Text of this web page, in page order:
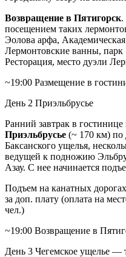
Возвращение в Пятигорск.
посещением таких
Эолова арфа,
Лермонтовские ванны,
Ресторация, место дуэли
~19:00 Размещение в
День 2 Приэльбрусье
Ранний завтрак в
Приэльбрусье (~ 170 км) по
Баксанского ущелья,
ведущей к подножию
Азау. С нее начинается
Подъем на канатных
за доп. плату (оплата на
чел.)
~19:00 Возвращение в
День 3 Чегемское ущелье —